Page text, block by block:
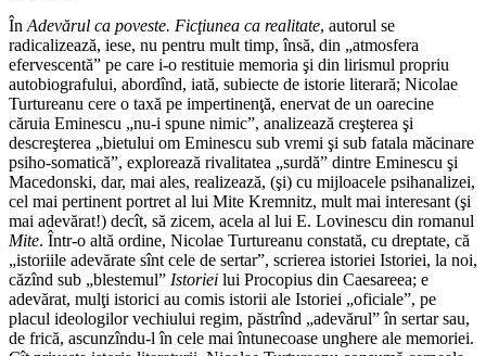
ÎnAdevărul ca poveste. Ficţiunea ca realitate, autorul se
radicalizează, iese, nu pentru mult timp, în­să, din „atmosfera
efervescentă” pe care i-o restituie memoria şi din lirismul propriu
autobiografului, abordînd, iată, subiecte de istorie literară; Nicolae
Turtureanu cere o taxă pe impertinenţă, enervat de un oarecine
căruia Eminescu „nu-i spune nimic”, analizează creşterea şi
descreşterea „bietului om Eminescu sub vremi şi sub fatala măcinare
psiho-somatică”, explorează rivalitatea „surdă” dintre Eminescu şi
Macedonski, dar, mai ales, realizează, (şi) cu mijloacele psihanalizei,
cel mai pertinent portret al lui Mite Kremnitz, mult mai interesant (şi
mai adevărat!) decît, să zicem, acela al lui E. Lovinescu din romanul
Mite. Într-o altă ordine, Nicolae Turtureanu constată, cu dreptate, că
„istoriile adevărate sînt cele de sertar”, scrierea istoriei Istoriei, la noi,
căzînd sub „blestemul” Istoriei lui Procopius din Caesareea; e
adevărat, mulţi istorici au comis istorii ale Istoriei „oficiale”, pe
placul ideologilor vechiului regim, păstrînd „adevărul” în sertar sau,
de frică, ascunzîndu-l în cele mai întunecoase unghere ale memoriei.